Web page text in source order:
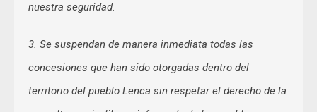
nuestra seguridad.
3. Se suspendan de manera inmediata todas las
concesiones que han sido otorgadas dentro del
territorio del pueblo Lenca sin respetar el derecho de la